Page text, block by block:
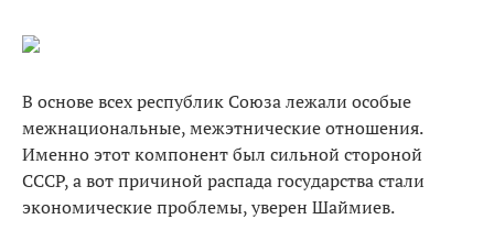
В основе всех республик Союза лежали особые
межнациональные, межэтнические отношения.
Именно этот компонент был сильной стороной
СССР, а вот причиной распада государства стали
экономические проблемы, уверен Шаймиев.